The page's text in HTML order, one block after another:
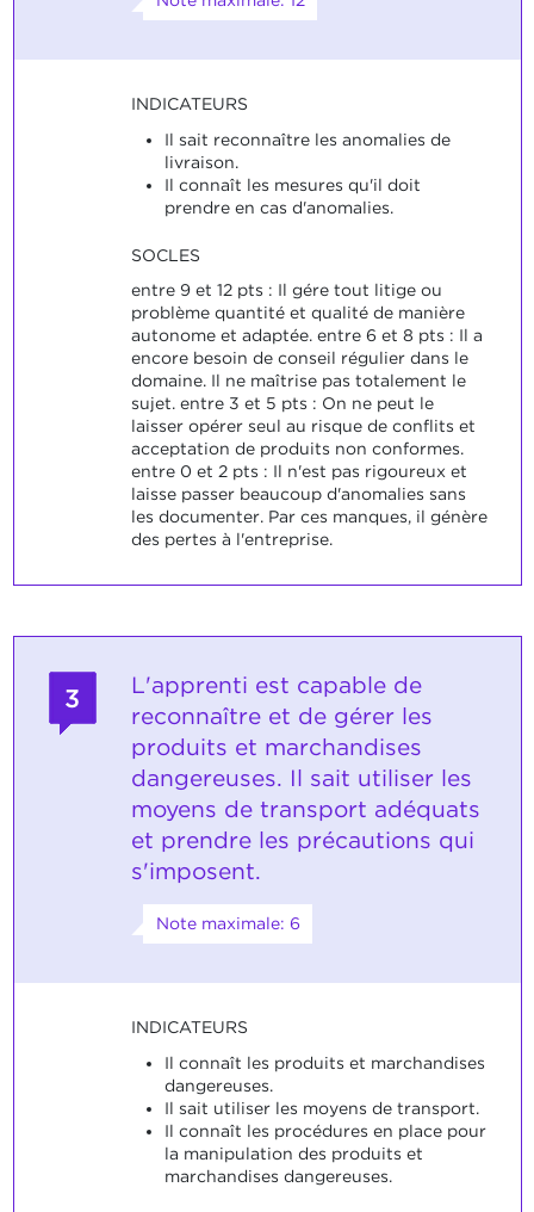
INDICATEURS
Il sait reconnaître les anomalies de
livraison.
Il connaît les mesures qu'il doit
prendre en cas d'anomalies.
SOCLES
entre 9 et 12 pts : Il gére tout litige ou
problème quantité et qualité de manière
autonome et adaptée. entre 6 et 8 pts : Il a
encore besoin de conseil régulier dans le
domaine. Il ne maîtrise pas totalement le
sujet. entre 3 et 5 pts : On ne peut le
laisser opérer seul au risque de conflits et
acceptation de produits non conformes.
entre 0 et 2 pts : Il n'est pas rigoureux et
laisse passer beaucoup d'anomalies sans
les documenter. Par ces manques, il génère
des pertes à l'entreprise.
3
L'apprenti est capable de
reconnaître et de gérer les
produits et marchandises
dangereuses. Il sait utiliser les
moyens de transport adéquats
et prendre les précautions qui
s'imposent.
Note maximale: 6
INDICATEURS
Il connaît les produits et marchandises
dangereuses.
Il sait utiliser les moyens de transport.
Il connaît les procédures en place pour
la manipulation des produits et
marchandises dangereuses.